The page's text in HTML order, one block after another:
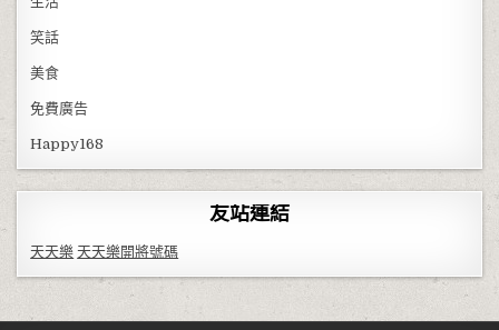
笑話
美食
免費廣告
Happy168
友站連結
天天樂 天天樂開將號碼